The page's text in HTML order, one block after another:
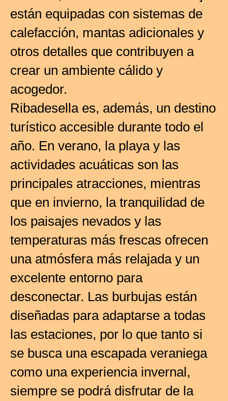
están equipadas con sistemas de
calefacción, mantas adicionales y
otros detalles que contribuyen a
crear un ambiente cálido y
acogedor.
Ribadesella es, además, un destino
turístico accesible durante todo el
año. En verano, la playa y las
actividades acuáticas son las
principales atracciones, mientras
que en invierno, la tranquilidad de
los paisajes nevados y las
temperaturas más frescas ofrecen
una atmósfera más relajada y un
excelente entorno para
desconectar. Las burbujas están
diseñadas para adaptarse a todas
las estaciones, por lo que tanto si
se busca una escapada veraniega
como una experiencia invernal,
siempre se podrá disfrutar de la